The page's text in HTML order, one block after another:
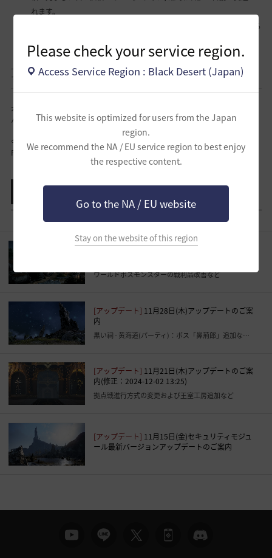
Please check your service region.
Access Service Region : Black Desert (Japan)
This website is optimized for users from the Japan
region.
We recommend the NA / EU service region to best enjoy
the respective content.
Go to the NA / EU website
Stay on the website of this region
れます。
「[メディア] 消えたマウディ・ブダール」の依頼を受注後、再接続する
が自動で受注されます。
- 本現象は2024年11月28日(木)の定期メンテナンス時に修正される予定で
す。
本現象により、冒険者の皆様にはご迷惑をおかけし、誠に申し訳ございませ
ん。
今後とも、「黒い砂漠」をよろしくお願いいたします。
Pearl Abyss「黒い砂漠」サービスチーム
[アップデート]12月5日(木)アップデートのご案
ワールドボスモンスターの戦利品改善など
[アップデート] 11月28日(木)アップデートのご案
内
黒い祠 - 黄海道(パーティ)：ボス「鼻荊郎」追加など(追記：2024-12-02 14:18)
[アップデート] 11月21日(木)アップデートのご案
内(修正：2024-12-02 13:25)
拠点戦進行方式の変更および王室工房追加など
[アップデート] 11月15日(金)セキュリティモジュ
ール最新バージョンアップデートのご案内